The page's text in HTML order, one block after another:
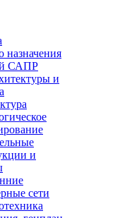
САПР
и
и
сети